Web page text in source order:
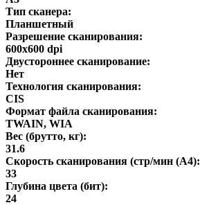
Тип сканера:
Планшетный
Разрешение сканирования:
600x600 dpi
Двустороннее сканирование:
Нет
Технология сканирования:
CIS
Формат файла сканирования:
TWAIN, WIA
Вес (брутто, кг):
31.6
Скорость сканирования (стр/мин (A4):
33
Глубина цвета (бит):
24